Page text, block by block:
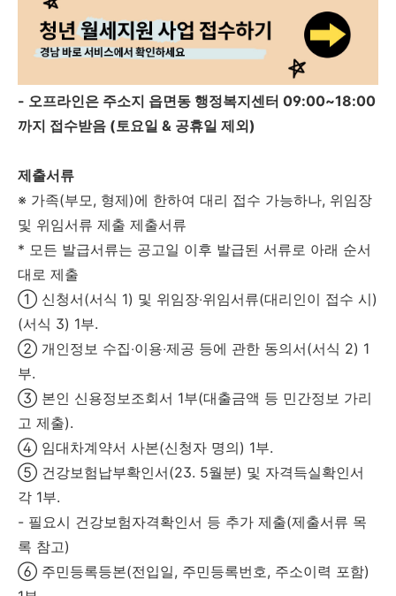
- 오프라인은 주소지 읍면동 행정복지센터 09:00~18:00
까지 접수받음 (토요일 & 공휴일 제외)
제출서류
※ 가족(부모, 형제)에 한하여 대리 접수 가능하나, 위임장
및 위임서류 제출 제출서류
* 모든 발급서류는 공고일 이후 발급된 서류로 아래 순서
대로 제출
① 신청서(서식 1) 및 위임장‧위임서류(대리인이 접수 시)
(서식 3) 1부.
② 개인정보 수집‧이용‧제공 등에 관한 동의서(서식 2) 1
부.
③ 본인 신용정보조회서 1부(대출금액 등 민간정보 가리
고 제출).
④ 임대차계약서 사본(신청자 명의) 1부.
⑤ 건강보험납부확인서(23. 5월분) 및 자격득실확인서
각 1부.
- 필요시 건강보험자격확인서 등 추가 제출(제출서류 목
록 참고)
⑥ 주민등록등본(전입일, 주민등록번호, 주소이력 포함)